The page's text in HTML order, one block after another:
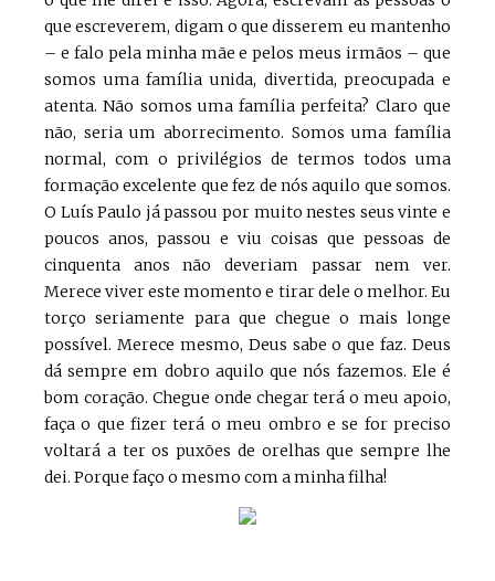
que escreverem, digam o que disserem eu mantenho
– e falo pela minha mãe e pelos meus irmãos – que
somos uma família unida, divertida, preocupada e
atenta. Não somos uma família perfeita? Claro que
não, seria um aborrecimento. Somos uma família
normal, com o privilégios de termos todos uma
formação excelente que fez de nós aquilo que somos.
O Luís Paulo já passou por muito nestes seus vinte e
poucos anos, passou e viu coisas que pessoas de
cinquenta anos não deveriam passar nem ver.
Merece viver este momento e tirar dele o melhor. Eu
torço seriamente para que chegue o mais longe
possível. Merece mesmo, Deus sabe o que faz. Deus
dá sempre em dobro aquilo que nós fazemos. Ele é
bom coração. Chegue onde chegar terá o meu apoio,
faça o que fizer terá o meu ombro e se for preciso
voltará a ter os puxões de orelhas que sempre lhe
dei. Porque faço o mesmo com a minha filha!